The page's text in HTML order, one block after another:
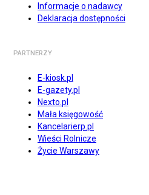
Informacje o nadawcy
Deklaracja dostępności
PARTNERZY
E-kiosk.pl
E-gazety.pl
Nexto.pl
Mała księgowość
Kancelarierp.pl
Wieści Rolnicze
Życie Warszawy